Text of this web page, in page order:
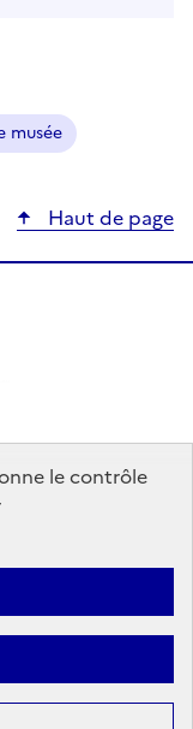
le contrôle
musée
Haut de page